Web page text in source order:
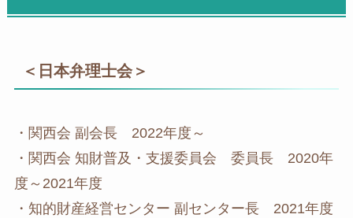
＜日本弁理士会＞
・関西会 副会長 2022年度～
・関西会 知財普及・支援委員会 委員長 2020年
度～2021年度
・知的財産経営センター 副センター長 2021年度